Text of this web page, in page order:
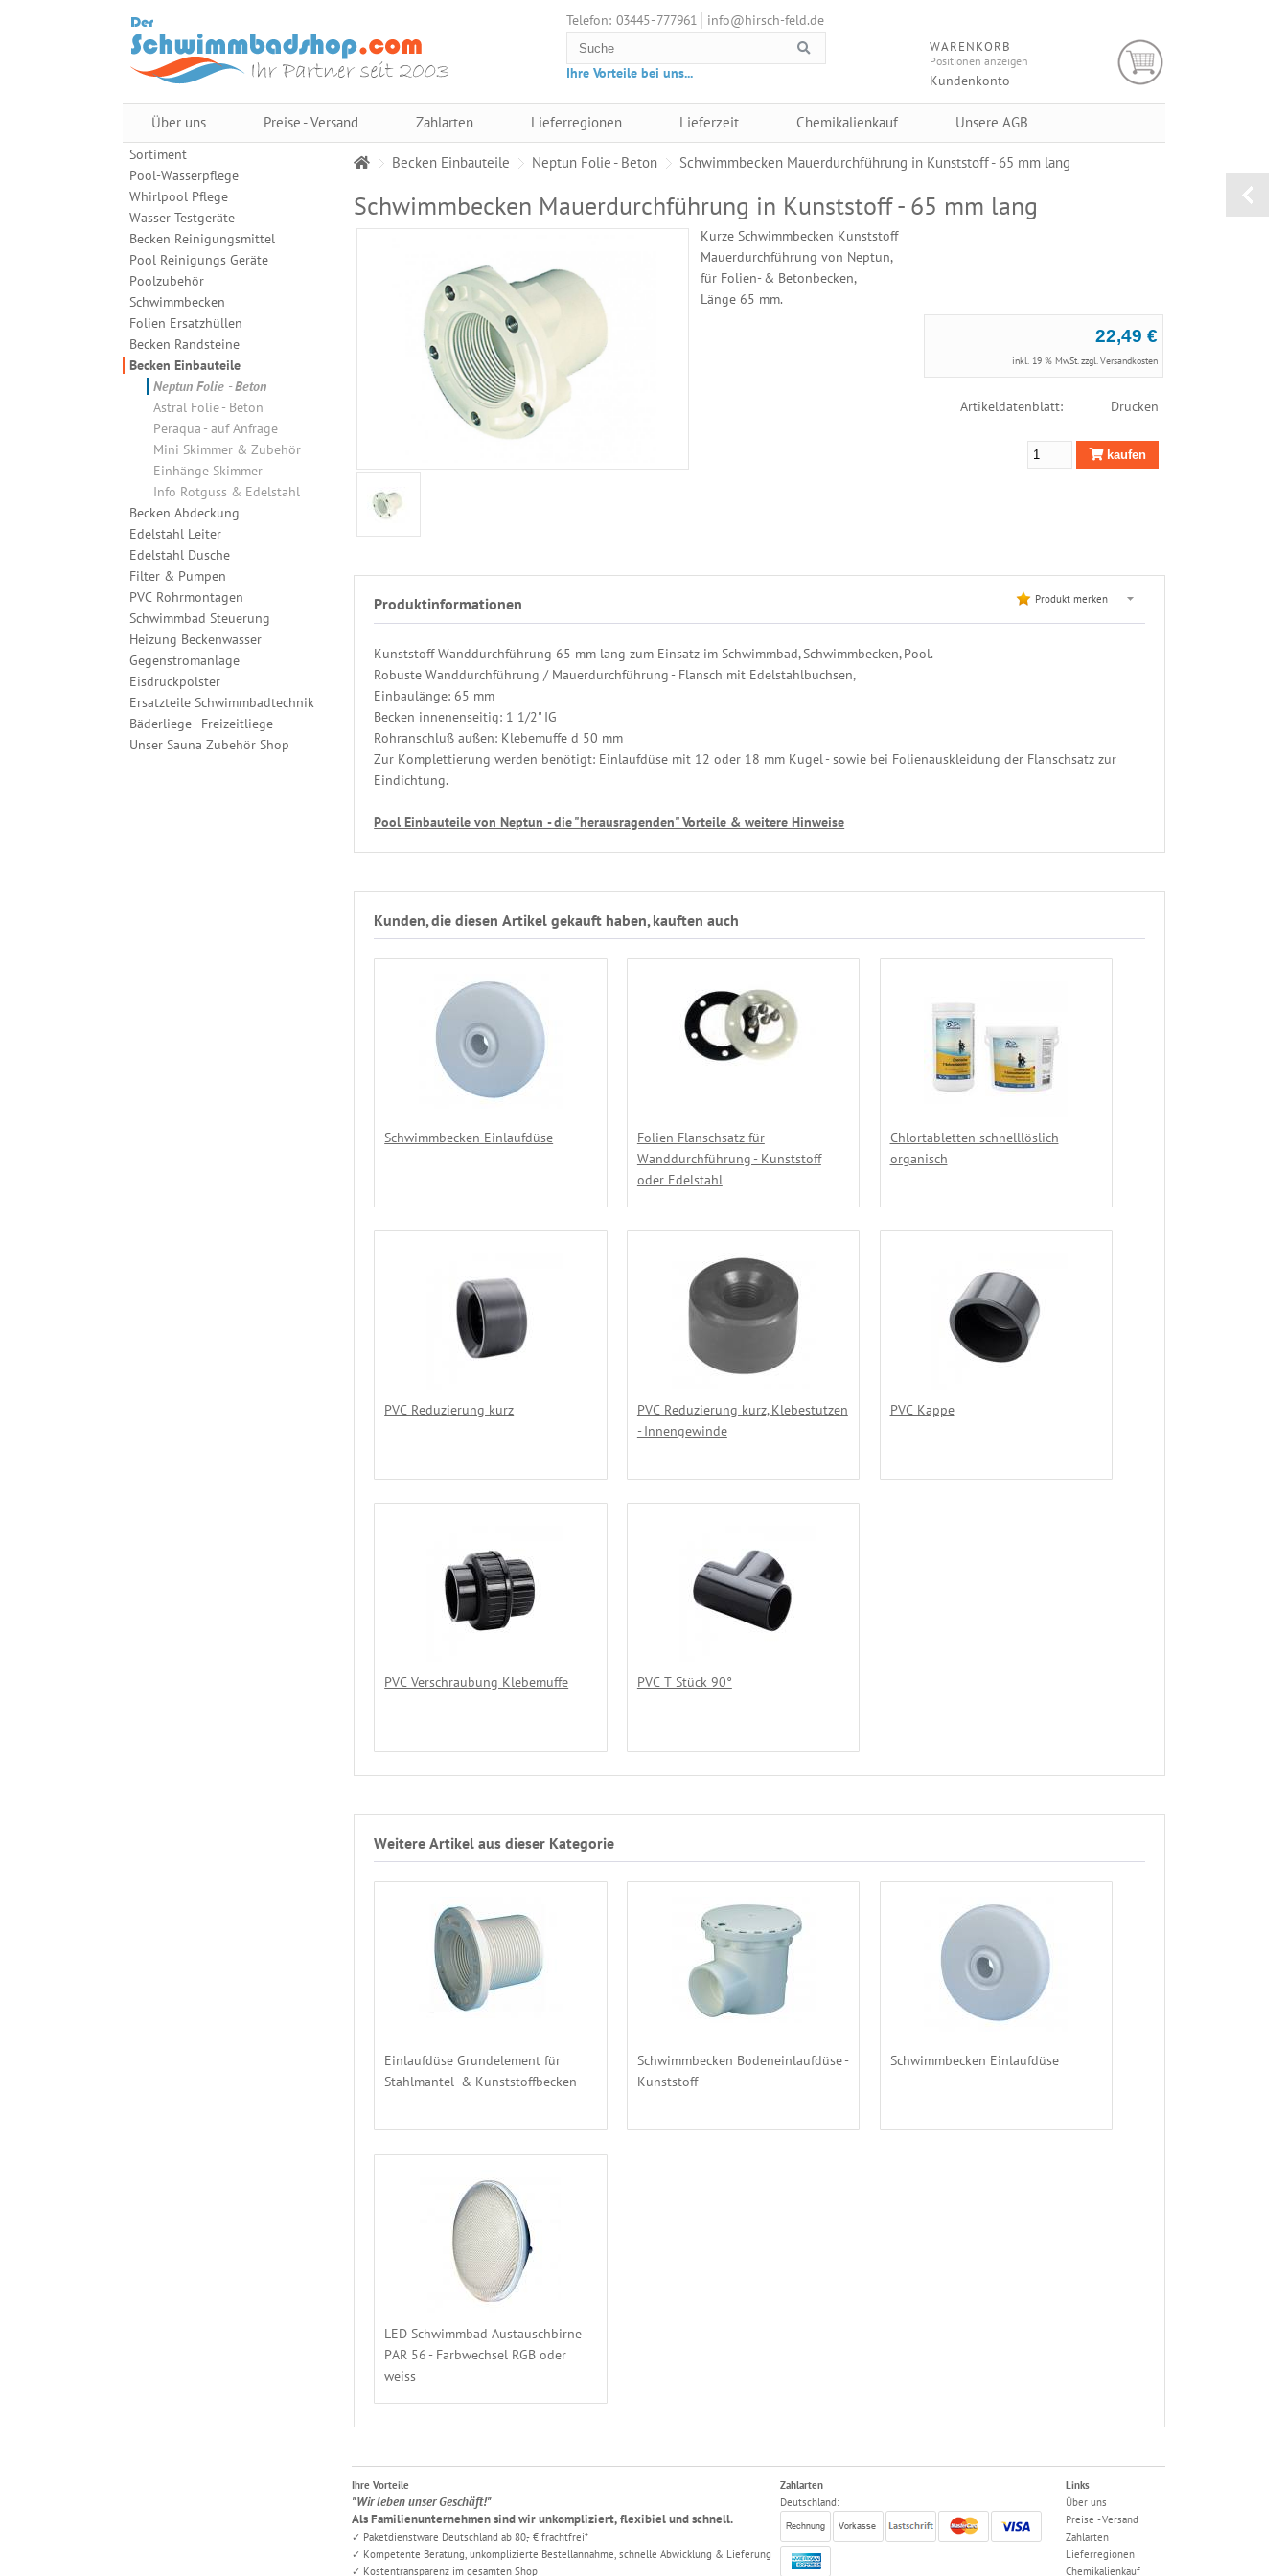
Becken Einbauteile Neptun Folie - Beton Schwimmbecken Mauerdurchführung in Kunststoff - 65 mm lang
Schwimmbecken Mauerdurchführung in Kunststoff - 65 mm lang
Kurze Schwimmbecken Kunststoff
Mauerdurchführung von Neptun,
für Folien- & Betonbecken,
Länge 65 mm.
22,49 €
inkl. 19 % MwSt. zzgl.Versandkosten
Artikeldatenblatt: Drucken
kaufen
Produktinformationen Produkt merken
Kunststoff Wanddurchführung 65 mm lang zum Einsatz im Schwimmbad, Schwimmbecken, Pool.
Robuste Wanddurchführung / Mauerdurchführung - Flansch mit Edelstahlbuchsen,
Einbaulänge: 65 mm
Becken innenenseitig: 1 1/2" IG
Rohranschluß außen: Klebemuffe d 50 mm
Zur Komplettierung werden benötigt: Einlaufdüse mit 12 oder 18 mm Kugel - sowie bei Folienauskleidung der Flanschsatz zur
Eindichtung.
Pool Einbauteile von Neptun - die "herausragenden" Vorteile & weitere Hinweise
Kunden, die diesen Artikel gekauft haben, kauften auch
Schwimmbecken Einlaufdüse
Folien Flanschsatz für
Wanddurchführung - Kunststoff
oder Edelstahl
Chlortabletten schnelllöslich
organisch
PVC Reduzierung kurz
PVC Reduzierung kurz, Klebestutzen
- Innengewinde
PVC Kappe
PVC Verschraubung Klebemuffe PVC T Stück 90°
Weitere Artikel aus dieser Kategorie
Einlaufdüse Grundelement für
Stahlmantel- & Kunststoffbecken
Schwimmbecken Bodeneinlaufdüse -
Kunststoff
Schwimmbecken Einlaufdüse
LED Schwimmbad Austauschbirne
PAR 56 - Farbwechsel RGB oder
weiss
Sortiment
Pool-Wasserpflege
Whirlpool Pflege
Wasser Testgeräte
Becken Reinigungsmittel
Pool Reinigungs Geräte
Poolzubehör
Schwimmbecken
Folien Ersatzhüllen
Becken Randsteine
Becken Einbauteile
Neptun Folie - Beton
Astral Folie - Beton
Peraqua - auf Anfrage
Mini Skimmer & Zubehör
Einhänge Skimmer
Info Rotguss & Edelstahl
Becken Abdeckung
Edelstahl Leiter
Edelstahl Dusche
Filter & Pumpen
PVC Rohrmontagen
Schwimmbad Steuerung
Heizung Beckenwasser
Gegenstromanlage
Eisdruckpolster
Ersatzteile Schwimmbadtechnik
Bäderliege - Freizeitliege
Unser Sauna Zubehör Shop
Telefon: 03445 - 777961 info@hirsch-feld.de
Ihre Vorteile bei uns...
WARENKORB
Positionen anzeigen
Kundenkonto
Über uns Preise - Versand Zahlarten Lieferregionen Lieferzeit Chemikalienkauf Unsere AGB
Ihre Vorteile
"Wir leben unser Geschäft!"
Als Familienunternehmen sind wir unkompliziert, flexibiel und schnell.
✓ Paketdienstware Deutschland ab 80,- € frachtfrei*
✓ Kompetente Beratung, unkomplizierte Bestellannahme, schnelle Abwicklung & Lieferung
✓ Kostentransparenz im gesamten Shop
Zahlarten
Deutschland:
Links
Über uns
Preise - Versand
Zahlarten
Lieferregionen
Chemikalienkauf